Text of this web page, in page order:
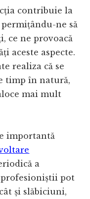
contribuie la
ne să
ce ne provoacă
aceste aspecte.
realiza că se
timp în natură,
mai mult
importantă
a
pot
și slăbiciuni,